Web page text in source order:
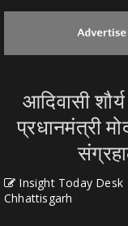
आदिवासी
प्रधानमंत्री
Insight Today Desk
Chhattisgarh